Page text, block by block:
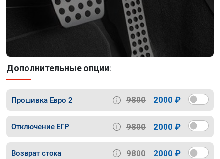
Дополнительные опции:
Прошивка Евро 2 9800 2000 ₽
Отключение ЕГР 9800 2000 ₽
Возврат стока 9800 2000 ₽